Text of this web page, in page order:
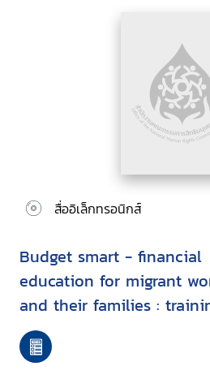
สื่ออิเล็กทรอนิกส์
Budget smart - financial
education for migrant
and their families :
manual